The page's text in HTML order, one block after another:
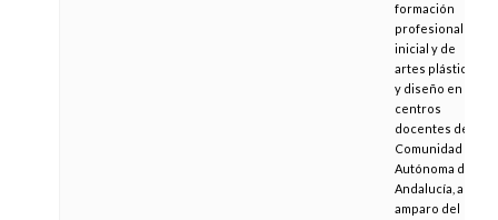
formación
profesional
inicial y de
artes plásticas
y diseño en
centros
docentes de la
Comunidad
Autónoma de
Andalucía, al
amparo del